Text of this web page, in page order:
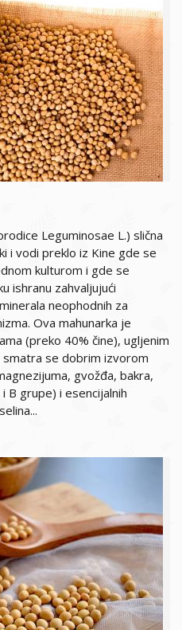
Leguminosae L.) slična
i vodi preklo iz Kine gde se
kulturom i gde se
ishranu zahvaljujući
neophodnih za
Ova mahunarka je
(preko 40% čine), ugljenim
smatra se dobrim izvorom
gvožđa, bakra,
B grupe) i esencijalnih